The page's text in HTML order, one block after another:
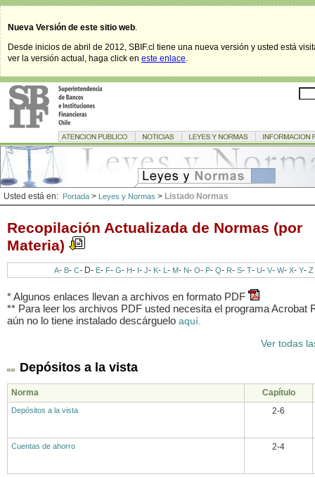
Nueva Versión de este sitio web.
Desde inicios de abril de 2012, SBIF.cl tiene una nueva versión y usted está
ver la versión actual, haga click en este enlace.
Usted está en: Portada > Leyes y Normas > Listado Normas
Recopilación Actualizada de Normas (por
Materia)
A- B- C- D- E- F- G- H- I- J- K- L - M- N- O- P- Q- R- S- T- U- V- W- X- Y- Z
* Algunos enlaces llevan a archivos en formato PDF
** Para leer los archivos PDF usted necesita el programa Acrobat
aún no lo tiene instalado descárguelo aquí.
Ver todas
Depósitos a la vista
Norma Capítulo
Depósitos a la vista 2-6
Cuentas de ahorro 2-4